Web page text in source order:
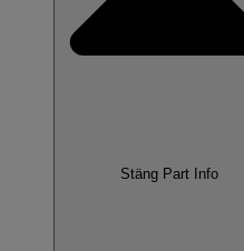
Stäng Part Info